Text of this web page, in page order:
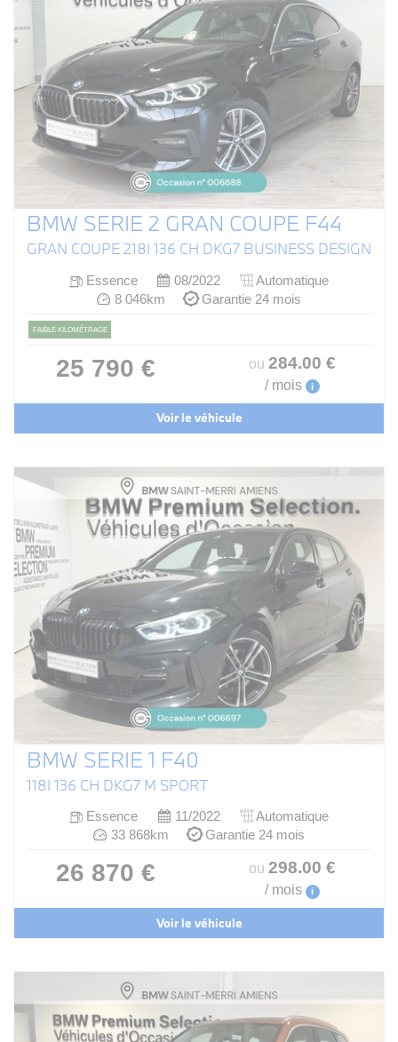
BMW SERIE 2 GRAN COUPE F44
GRAN COUPE 218I 136 CH DKG7 BUSINESS DESIGN
Essence 08/2022
Automatique
8 046km
Garantie 24 mois
FAIBLE KILOMÉTRAGE
25 790 € ou 284.00 €
/ mois i
Voir le véhicule
BMW SERIE 1 F40
118I 136 CH DKG7 M SPORT
Essence 11/2022
Automatique
33 868km
Garantie 24 mois
26 870 € ou 298.00 €
/ mois i
Voir le véhicule